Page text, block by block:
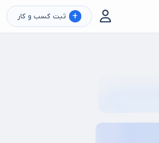
+ ثبت کسب و کار